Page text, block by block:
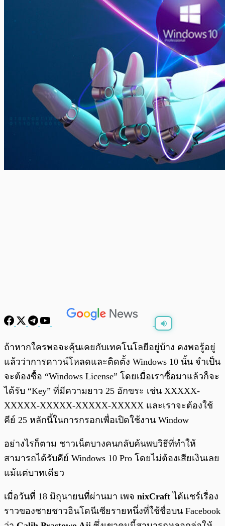
พร้อมเล่น 0:00
ถ้าหากใครพอจะคุ้นเคยกับเทคโนโลยีอยู่บ้าง คงพอรู้อยู่
แล้วว่าการดาวน์โหลดและติดตั้ง Windows 10 นั้น จำเป็น
จะต้องซื้อ “Windows License” โดยเมื่อเราซื้อมาแล้วก็จะ
ได้รับ “Key” ที่มีความยาว 25 อักขระ เช่น XXXXX-
XXXXX-XXXXX-XXXXX-XXXXX และเราจะต้องใช้
คีย์ 25 หลักนี้ในการกรอกเพื่อเปิดใช้งาน Window
อย่างไรก็ตาม ชาวเน็ตบางคนกลับค้นพบวิธีที่ทำให้
สามารถได้รับคีย์ Windows 10 Pro โดยไม่ต้องเสียเงินเลย
แม้แต่บาทเดียว
เมื่อวันที่ 18 มิถุนายนที่ผ่านมา เพจ nixCraft ได้แชร์เรื่อง
ราวของชายชาวอินโดนีเซียรายหนึ่งที่ใช้ชื่อบน Facebook